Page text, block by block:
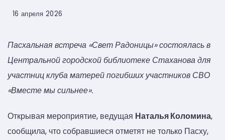
16 апреля 2026
Пасхальная встреча «Свет Радоницы» состоялась в
Центральной городской библиотеке Стаханова для
участниц клуба матерей погибших участников СВО
«Вместе мы сильнее».
Открывая мероприятие, ведущая Наталья Коломина,
сообщила, что собравшиеся отметят не только Пасху,